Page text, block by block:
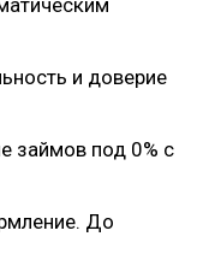
и доверие
займов под 0% с
До